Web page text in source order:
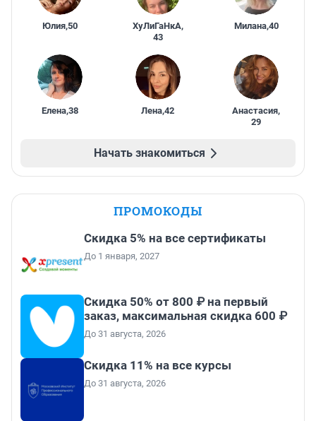
Юлия,50 ХуЛиГаНкА,
43
Милана,40
Елена,38 Лена,42 Анастасия,
29
Начать знакомиться
ПРОМОКОДЫ
Скидка 5% на все сертификаты
До 1 января, 2027
Скидка 50% от 800 ₽ на первый
заказ, максимальная скидка 600 ₽
До 31 августа, 2026
Скидка 11% на все курсы
До 31 августа, 2026